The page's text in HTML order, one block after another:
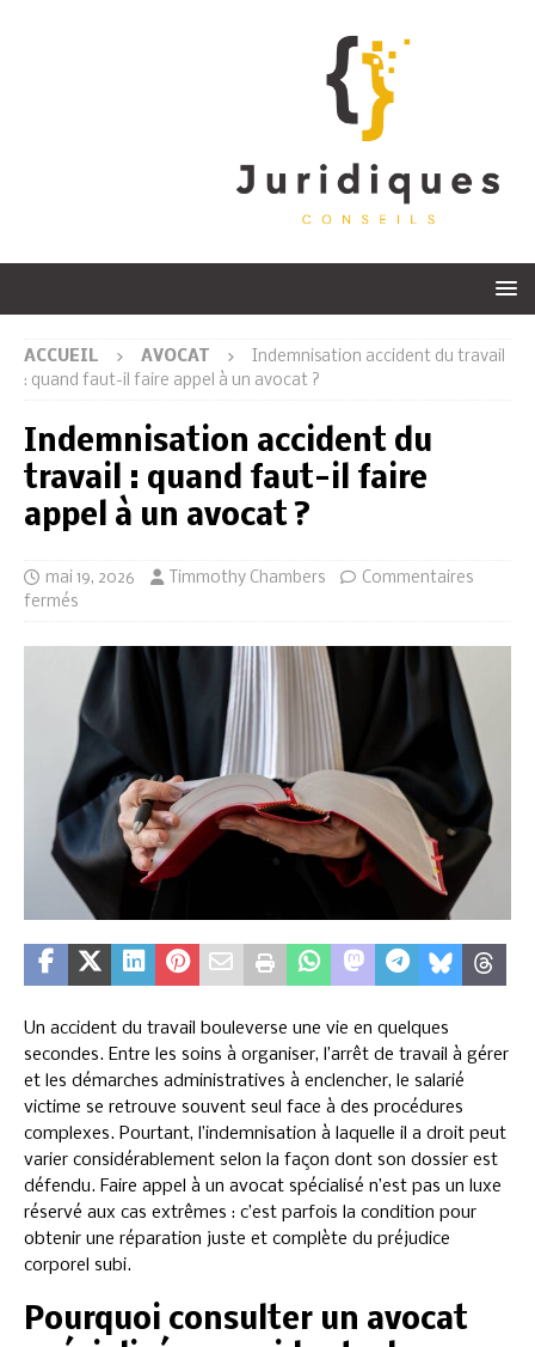
ACCUEIL AVOCAT
Indemnisation accident du travail
: quand faut-il faire appel à un avocat ?
Indemnisation accident du
travail : quand faut-il faire
appel à un avocat ?
mai 19, 2026 Timmothy Chambers
Commentaires
fermés
Un accident du travail bouleverse une vie en quelques
secondes. Entre les soins à organiser, l’arrêt de travail à gérer
et les démarches administratives à enclencher, le salarié
victime se retrouve souvent seul face à des procédures
complexes. Pourtant, l’indemnisation à laquelle il a droit peut
varier considérablement selon la façon dont son dossier est
défendu. Faire appel à un avocat spécialisé n’est pas un luxe
réservé aux cas extrêmes : c’est parfois la condition pour
obtenir une réparation juste et complète du préjudice
corporel subi.
Pourquoi consulter un avocat